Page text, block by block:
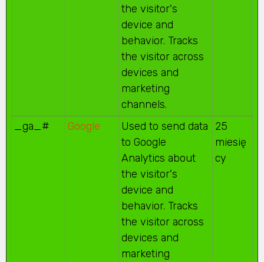
the visitor's
device and
behavior. Tracks
the visitor across
devices and
marketing
channels.
_ga_# Google
Used to send data
to Google
Analytics about
the visitor's
device and
behavior. Tracks
the visitor across
devices and
marketing
25
miesię
cy